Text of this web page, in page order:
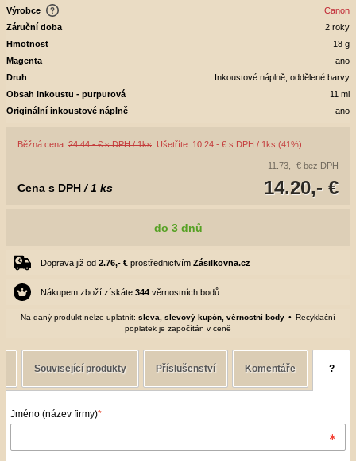
Výrobce
Canon
Záruční doba
2 roky
Hmotnost
18 g
Magenta
ano
Druh
Inkoustové náplně, oddělené barvy
Obsah inkoustu - purpurová
11 ml
Originální inkoustové náplně
ano
Běžná cena: 24.44,- € s DPH / 1ks , Ušetříte: 10.24,- € s DPH / 1ks (41%)
11.73,- € bez DPH
14.20,- €
Cena s DPH/ 1 ks
do 3 dnů
Doprava již od 2.76,- € prostřednictvím Zásilkovna.cz
Nákupem zboží získáte 344 věrnostních bodů.
Na daný produkt nelze uplatnit: sleva, slevový kupón, věrnostní body
Recyklační
poplatek je započítán v ceně
Související produkty Příslušenství Komentáře ?
Jméno (název firmy)*